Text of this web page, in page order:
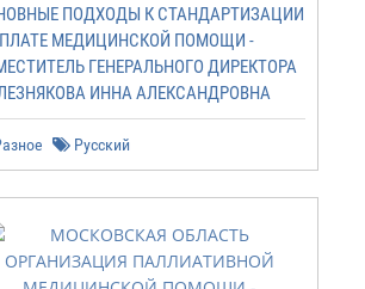
ПОДХОДЫ К СТАНДАРТИЗАЦИИ
МЕДИЦИНСКОЙ ПОМОЩИ -
ГЕНЕРАЛЬНОГО ДИРЕКТОРА
ИННА АЛЕКСАНДРОВНА
Русский